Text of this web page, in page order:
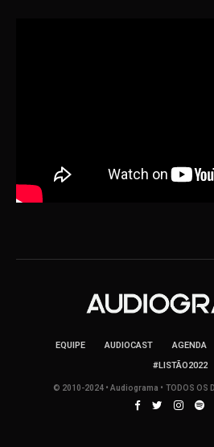
EQUIPE AUDIOCAST AGENDA
#LISTÃO2022
© 2010-2024 • Audiograma • TODOS OS